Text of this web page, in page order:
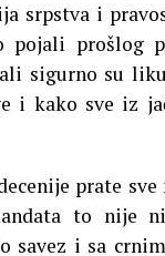
srpstva i
pojali prošlog
sigurno su
kako sve iz
prate
to nije
savez i sa